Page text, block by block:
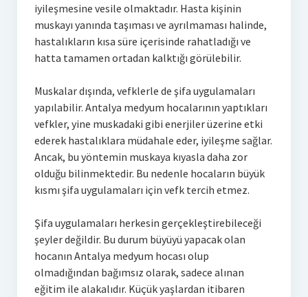
iyileşmesine vesile olmaktadır. Hasta kişinin
muskayı yanında taşıması ve ayrılmaması halinde,
hastalıkların kısa süre içerisinde rahatladığı ve
hatta tamamen ortadan kalktığı görülebilir.
Muskalar dışında, vefklerle de şifa uygulamaları
yapılabilir. Antalya medyum hocalarının yaptıkları
vefkler, yine muskadaki gibi enerjiler üzerine etki
ederek hastalıklara müdahale eder, iyileşme sağlar.
Ancak, bu yöntemin muskaya kıyasla daha zor
olduğu bilinmektedir. Bu nedenle hocaların büyük
kısmı şifa uygulamaları için vefk tercih etmez.
Şifa uygulamaları herkesin gerçekleştirebileceği
şeyler değildir. Bu durum büyüyü yapacak olan
hocanın Antalya medyum hocası olup
olmadığından bağımsız olarak, sadece alınan
eğitim ile alakalıdır. Küçük yaşlardan itibaren